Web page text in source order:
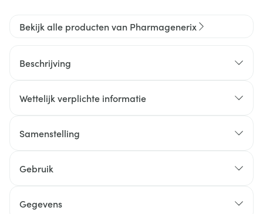
Bekijk alle producten van Pharmagenerix
Beschrijving
Wettelijk verplichte informatie
Samenstelling
Gebruik
Gegevens